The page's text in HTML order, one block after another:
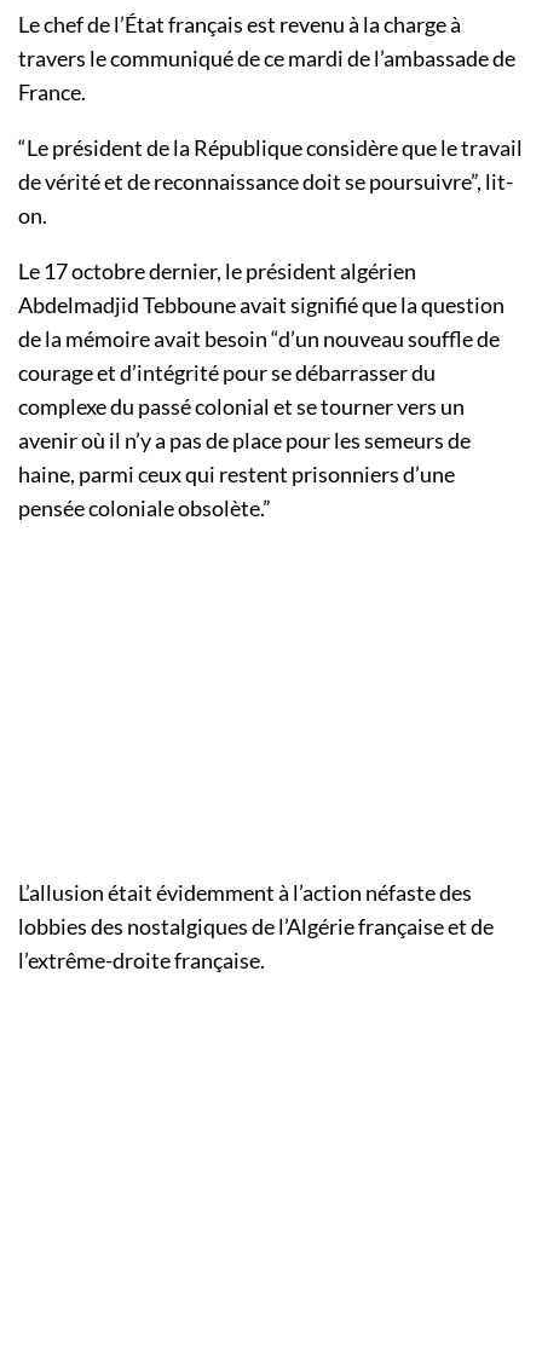
Le chef de l’État français est revenu à la charge à
travers le communiqué de ce mardi de l’ambassade de
France.
“Le président de la République considère que le travail
de vérité et de reconnaissance doit se poursuivre”, lit-
on.
Le 17 octobre dernier, le président algérien
Abdelmadjid Tebboune avait signifié que la question
de la mémoire avait besoin “d’un nouveau souffle de
courage et d’intégrité pour se débarrasser du
complexe du passé colonial et se tourner vers un
avenir où il n’y a pas de place pour les semeurs de
haine, parmi ceux qui restent prisonniers d’une
pensée coloniale obsolète.”
L’allusion était évidemment à l’action néfaste des
lobbies des nostalgiques de l’Algérie française et de
l’extrême-droite française.